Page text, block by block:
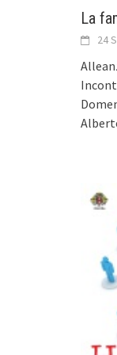
La
24